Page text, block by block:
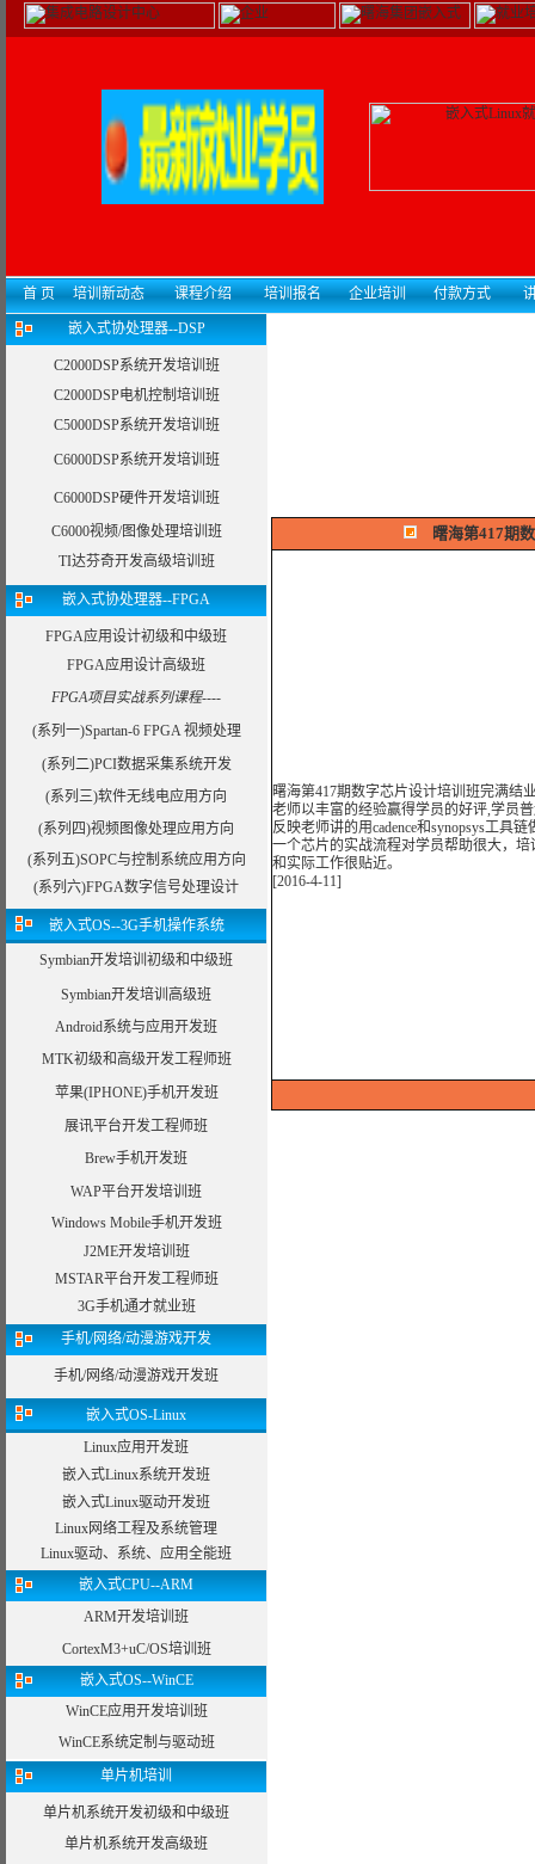
首 页 培训新动态 课程介绍 培训报名 企业培训 付款方式
嵌入式协处理器--DSP
C2000DSP系统开发培训班
C2000DSP电机控制培训班
C5000DSP系统开发培训班
C6000DSP系统开发培训班
C6000DSP硬件开发培训班
C6000视频/图像处理培训班
TI达芬奇开发高级培训班
嵌入式协处理器--FPGA
FPGA应用设计初级和中级班
FPGA应用设计高级班
FPGA项目实战系列课程----
(系列一)Spartan-6 FPGA 视频处理
(系列二)PCI数据采集系统开发
(系列三)软件无线电应用方向
(系列四)视频图像处理应用方向
(系列五)SOPC与控制系统应用方向
(系列六)FPGA数字信号处理设计
嵌入式OS--3G手机操作系统
Symbian开发培训初级和中级班
Symbian开发培训高级班
Android系统与应用开发班
MTK初级和高级开发工程师班
苹果(IPHONE)手机开发班
展讯平台开发工程师班
Brew手机开发班
WAP平台开发培训班
Windows Mobile手机开发班
J2ME开发培训班
MSTAR平台开发工程师班
3G手机通才就业班
手机/网络/动漫游戏开发
手机/网络/动漫游戏开发班
嵌入式OS-Linux
Linux应用开发班
嵌入式Linux系统开发班
嵌入式Linux驱动开发班
Linux网络工程及系统管理
Linux驱动、系统、应用全能班
嵌入式CPU--ARM
ARM开发培训班
CortexM3+uC/OS培训班
嵌入式OS--WinCE
WinCE应用开发培训班
WinCE系统定制与驱动班
单片机培训
单片机系统开发初级和中级班
单片机系统开发高级班
曙海第417期
曙海第417期数字芯片设计培训班完满结
老师以丰富的经验赢得学员的好评,学员
反映老师讲的用cadence和synopsys工具链
一个芯片的实战流程对学员帮助很大，培
和实际工作很贴近。
[2016-4-11]